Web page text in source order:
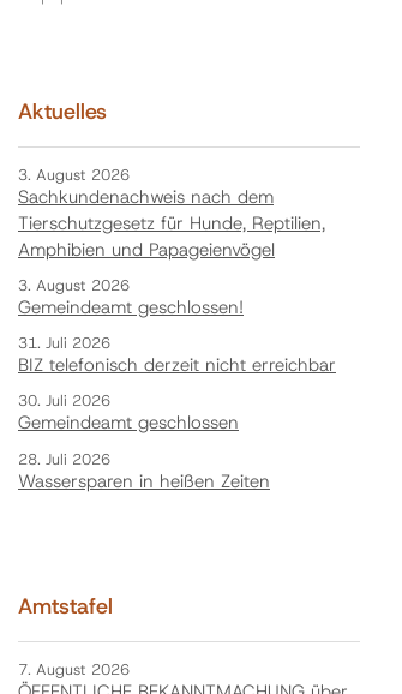
Aktuelles
3. August 2026
Sachkundenachweis nach dem
Tierschutzgesetz für Hunde, Reptilien,
Amphibien und Papageienvögel
3. August 2026
Gemeindeamt geschlossen!
31. Juli 2026
BIZ telefonisch derzeit nicht erreichbar
30. Juli 2026
Gemeindeamt geschlossen
28. Juli 2026
Wassersparen in heißen Zeiten
Amtstafel
7. August 2026